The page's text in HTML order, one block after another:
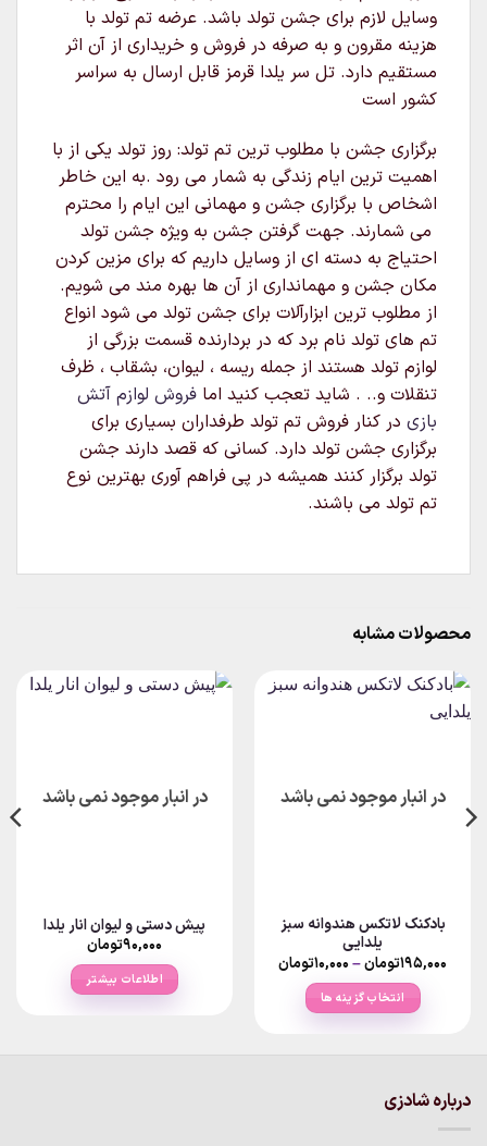
وسایل لازم برای جشن تولد باشد. عرضه تم تولد با
هزینه مقرون و به صرفه در فروش و خریداری از آن اثر
مستقیم دارد. تل سر یلدا قرمز قابل ارسال به سراسر
کشور است
برگزاری جشن با مطلوب ترین تم تولد: روز تولد یکی از با
اهمیت ترین ایام زندگی به شمار می رود .به این خاطر
اشخاص با برگزاری جشن و مهمانی این ایام را محترم
می شمارند. جهت گرفتن جشن به ویژه جشن تولد
احتیاج به دسته ای از وسایل داریم که برای مزین کردن
مکان جشن و مهمانداری از آن ها بهره مند می شویم.
از مطلوب ترین ابزارآلات برای جشن تولد می شود انواع
تم های تولد نام برد که در بردارنده قسمت بزرگی از
لوازم تولد هستند از جمله ریسه ، لیوان، بشقاب ، ظرف
تنقلات و.. . شاید تعجب کنید اما فروش لوازم آتش
بازی در کنار فروش تم تولد طرفداران بسیاری برای
برگزاری جشن تولد دارد. کسانی که قصد دارند جشن
تولد برگزار کنند همیشه در پی فراهم آوری بهترین نوع
تم تولد می باشند.
محصولات مشابه
در انبار موجود نمی باشد
بادکنک لاتکس هندوانه سبز
یلدایی
۱۹۵,۰۰۰تومان–۱۰,۰۰۰تومانPrice
انتخاب گزینه ها
در انبار موجود نمی باشد
پیش دستی و لیوان انار یلدا
۹۰,۰۰۰تومان
اطلاعات بیشتر
درباره شادزی